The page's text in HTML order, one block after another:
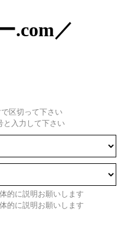
.com／
区切って下さい
と入力して下さい
的に説明お願いします
的に説明お願いします